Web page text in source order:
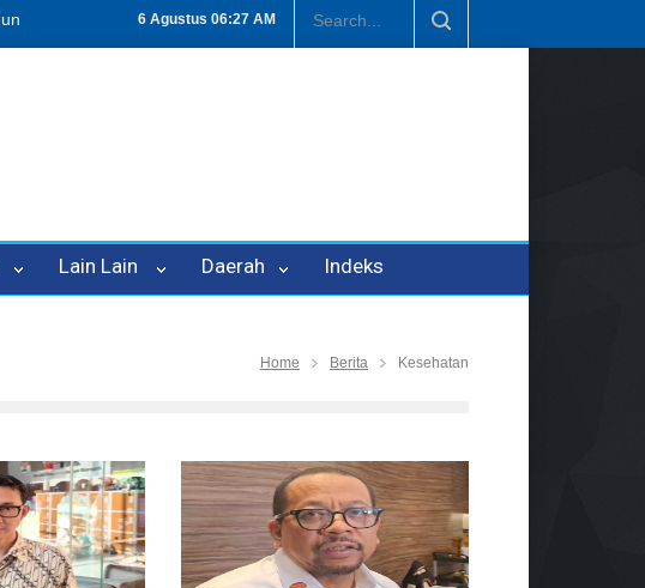
6 Agustus 06:27 AM
Penipuan Oleh Oknum Kadis, Kuasa Hukum Pelapor Desak Polisi Tetapkan P-21
Lain Lain Daerah Indeks
Home Berita Kesehatan